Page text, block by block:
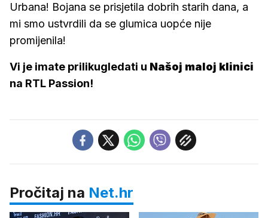
Urbana! Bojana se prisjetila dobrih starih dana, a
mi smo ustvrdili da se glumica uopće nije
promijenila!
Vi je imate prilikugledati u Našoj maloj klinici
na RTL Passion!
Pročitaj na Net.hr